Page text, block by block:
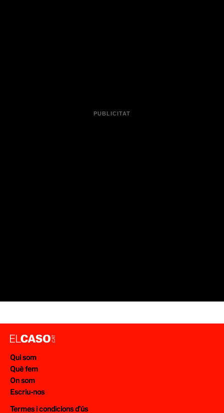
Qui som
Què fem
On som
Escriu-nos
Termes i condicions d’ús